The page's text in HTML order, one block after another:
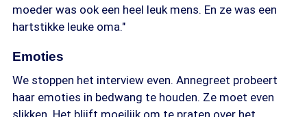
moeder was ook een heel leuk mens. En ze was een
hartstikke leuke oma."
Emoties
We stoppen het interview even. Annegreet probeert
haar emoties in bedwang te houden. Ze moet even
slikken. Het blijft moeilijk om te praten over het